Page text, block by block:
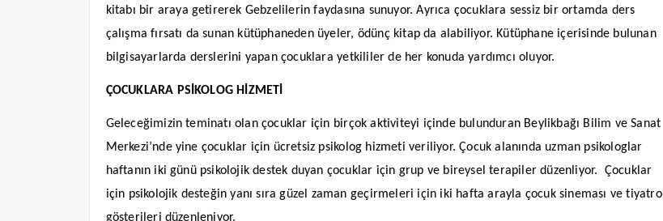
kitabı bir araya getirerek Gebzelilerin faydasına sunuyor. Ayrıca çocuklara sessiz bir ortamda ders
çalışma fırsatı da sunan kütüphaneden üyeler, ödünç kitap da alabiliyor. Kütüphane içerisinde bulunan
bilgisayarlarda derslerini yapan çocuklara yetkililer de her konuda yardımcı oluyor.
ÇOCUKLARA PSİKOLOG HİZMETİ
Geleceğimizin teminatı olan çocuklar için birçok aktiviteyi içinde bulunduran Beylikbağı Bilim ve Sanat
Merkezi’nde yine çocuklar için ücretsiz psikolog hizmeti veriliyor. Çocuk alanında uzman psikologlar
haftanın iki günü psikolojik destek duyan çocuklar için grup ve bireysel terapiler düzenliyor. Çocuklar
için psikolojik desteğin yanı sıra güzel zaman geçirmeleri için iki hafta arayla çocuk sineması ve tiyatro
gösterileri düzenleniyor.